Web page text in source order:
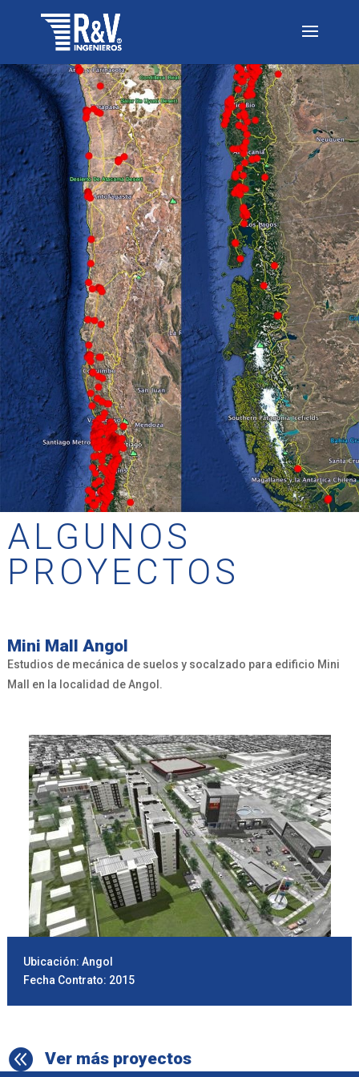
ALGUNOS
PROYECTOS
Mini Mall Angol
Estudios de mecánica de suelos y socalzado para edificio Mini
Mall en la localidad de Angol.
Ubicación: Angol
Fecha Contrato: 2015
 Ver más proyectos